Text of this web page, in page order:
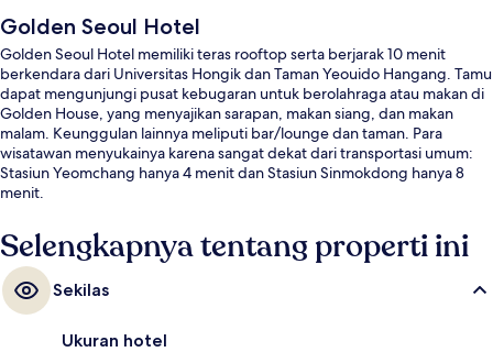
Golden Seoul Hotel
Golden Seoul Hotel memiliki teras rooftop serta berjarak 10 menit
berkendara dari Universitas Hongik dan Taman Yeouido Hangang. Tamu
dapat mengunjungi pusat kebugaran untuk berolahraga atau makan di
Golden House, yang menyajikan sarapan, makan siang, dan makan
malam. Keunggulan lainnya meliputi bar/lounge dan taman. Para
wisatawan menyukainya karena sangat dekat dari transportasi umum:
Stasiun Yeomchang hanya 4 menit dan Stasiun Sinmokdong hanya 8
menit.
Selengkapnya tentang properti ini
Sekilas
Ukuran hotel